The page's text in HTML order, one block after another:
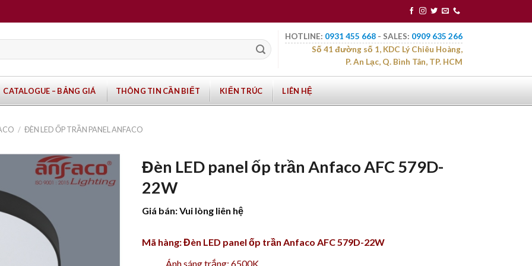
HOTLINE: 0931 455 668 - SALES: 0909 635 266
Số 41 đường số 1, KDC Lý Chiêu Hoàng,
P. An Lạc, Q. Bình Tân, TP. HCM
CATALOGUE – BẢNG GIÁ THÔNG TIN CẦN BIẾT KIẾN TRÚC LIÊN HỆ
/ ĐÈN LED ỐP TRẦN PANEL ANFACO
Đèn LED panel ốp trần Anfaco AFC 579D-
22W
Giá bán: Vui lòng liên hệ
Mã hàng: Đèn LED panel ốp trần Anfaco AFC 579D-22W
Ánh sáng trắng: 6500K